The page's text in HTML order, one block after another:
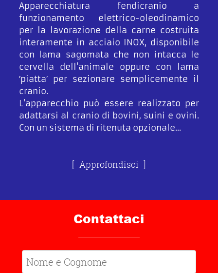
Apparecchiatura fendicranio a
funzionamento elettrico-oleodinamico
per la lavorazione della carne costruita
interamente in acciaio INOX, disponibile
con lama sagomata che non intacca le
cervella dell'animale oppure con lama
′piatta′ per sezionare semplicemente il
cranio.
L'apparecchio può essere realizzato per
adattarsi al cranio di bovini, suini e ovini.
Con un sistema di ritenuta opzionale...
Approfondisci
Contattaci